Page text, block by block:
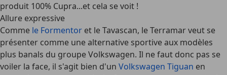
produit 100% Cupra...et cela se voit !
Allure expressive
Comme le Formentor et le Tavascan, le Terramar veut se
présenter comme une alternative sportive aux modèles
plus banals du groupe Volkswagen. Il ne faut donc pas se
voiler la face, il s'agit bien d'un Volkswagen Tiguan en